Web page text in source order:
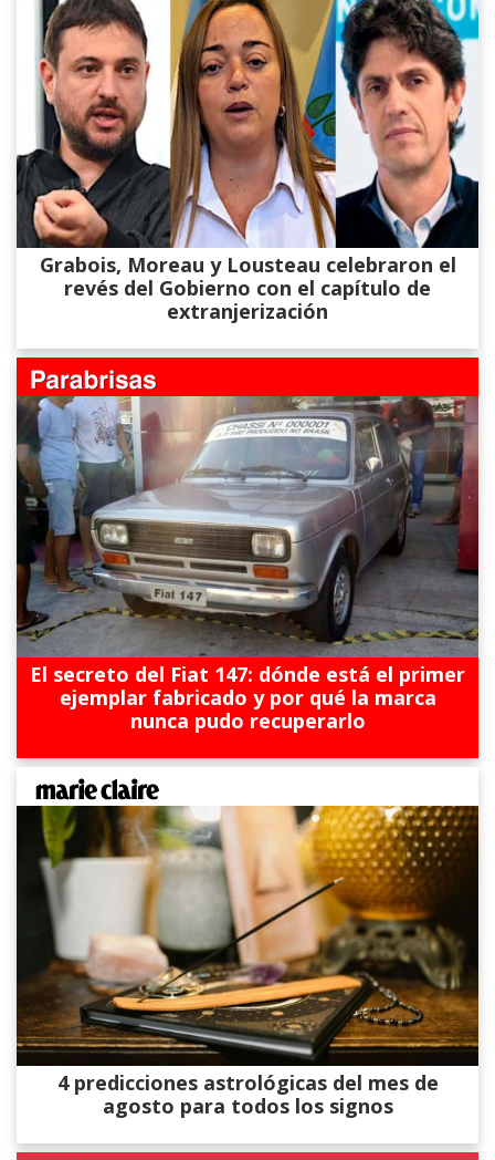
Grabois, Moreau y Lousteau celebraron el
revés del Gobierno con el capítulo de
extranjerización
El secreto del Fiat 147: dónde está el primer
ejemplar fabricado y por qué la marca
nunca pudo recuperarlo
4 predicciones astrológicas del mes de
agosto para todos los signos